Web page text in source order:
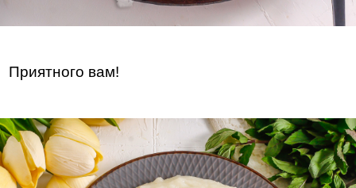
Приятного вам!